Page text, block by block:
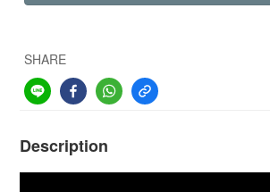
SHARE
Description